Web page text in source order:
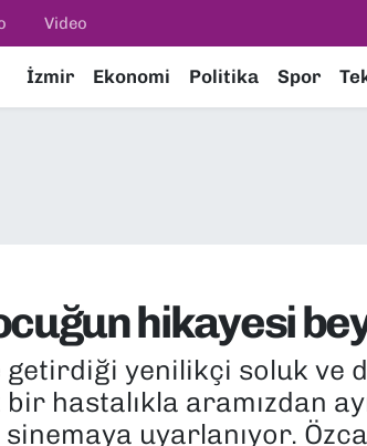
Video
İzmir Ekonomi Politika Spor
hikayesi
getirdiği yenilikçi soluk ve
bir hastalıkla aramızdan
sinemaya uyarlanıyor.